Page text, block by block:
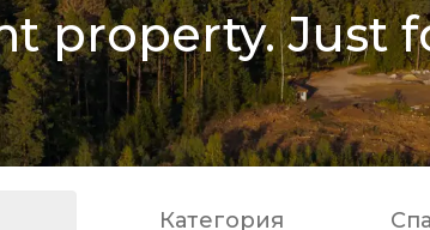
property. Just
Категория